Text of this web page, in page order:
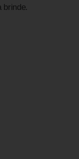
brinde.